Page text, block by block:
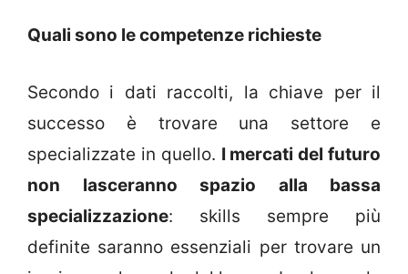
Quali sono le competenze richieste
Secondo i dati raccolti, la chiave per il
successo è trovare una settore e
specializzate in quello. I mercati del futuro
non lasceranno spazio alla bassa
specializzazione: skills sempre più
definite saranno essenziali per trovare un